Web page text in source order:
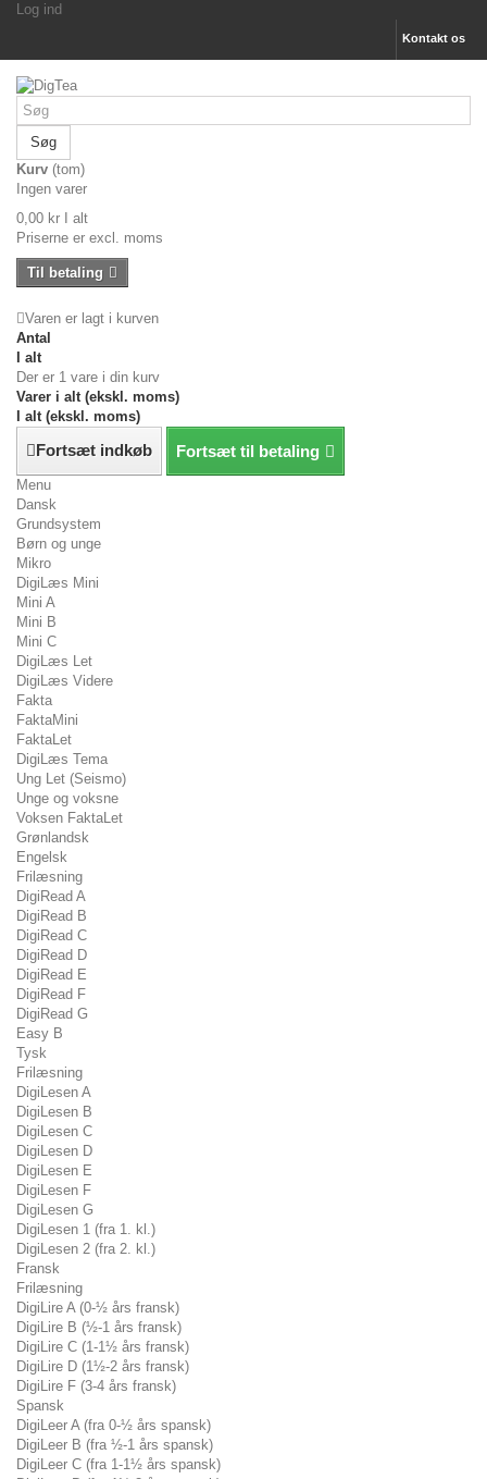
Log ind
Kontakt os
Søg
Kurv (tom)
Ingen varer
0,00 kr
I alt
Priserne er excl. moms
Til betaling
Varen er lagt i kurven
Antal
I alt
Der er 1 vare i din kurv
Varer i alt (ekskl. moms)
I alt (ekskl. moms)
Fortsæt indkøb Fortsæt til betaling
Menu
Dansk
Grundsystem
Børn og unge
Mikro
DigiLæs Mini
Mini A
Mini B
Mini C
DigiLæs Let
DigiLæs Videre
Fakta
FaktaMini
FaktaLet
DigiLæs Tema
Ung Let (Seismo)
Unge og voksne
Voksen FaktaLet
Grønlandsk
Engelsk
Frilæsning
DigiRead A
DigiRead B
DigiRead C
DigiRead D
DigiRead E
DigiRead F
DigiRead G
Easy B
Tysk
Frilæsning
DigiLesen A
DigiLesen B
DigiLesen C
DigiLesen D
DigiLesen E
DigiLesen F
DigiLesen G
DigiLesen 1 (fra 1. kl.)
DigiLesen 2 (fra 2. kl.)
Fransk
Frilæsning
DigiLire A (0-½ års fransk)
DigiLire B (½-1 års fransk)
DigiLire C (1-1½ års fransk)
DigiLire D (1½-2 års fransk)
DigiLire F (3-4 års fransk)
Spansk
DigiLeer A (fra 0-½ års spansk)
DigiLeer B (fra ½-1 års spansk)
DigiLeer C (fra 1-1½ års spansk)